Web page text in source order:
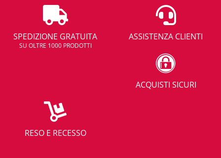
SPEDIZIONE GRATUITA
SU OLTRE 1000 PRODOTTI
ASSISTENZA CLIENTI
ACQUISTI SICURI
RESO E RECESSO